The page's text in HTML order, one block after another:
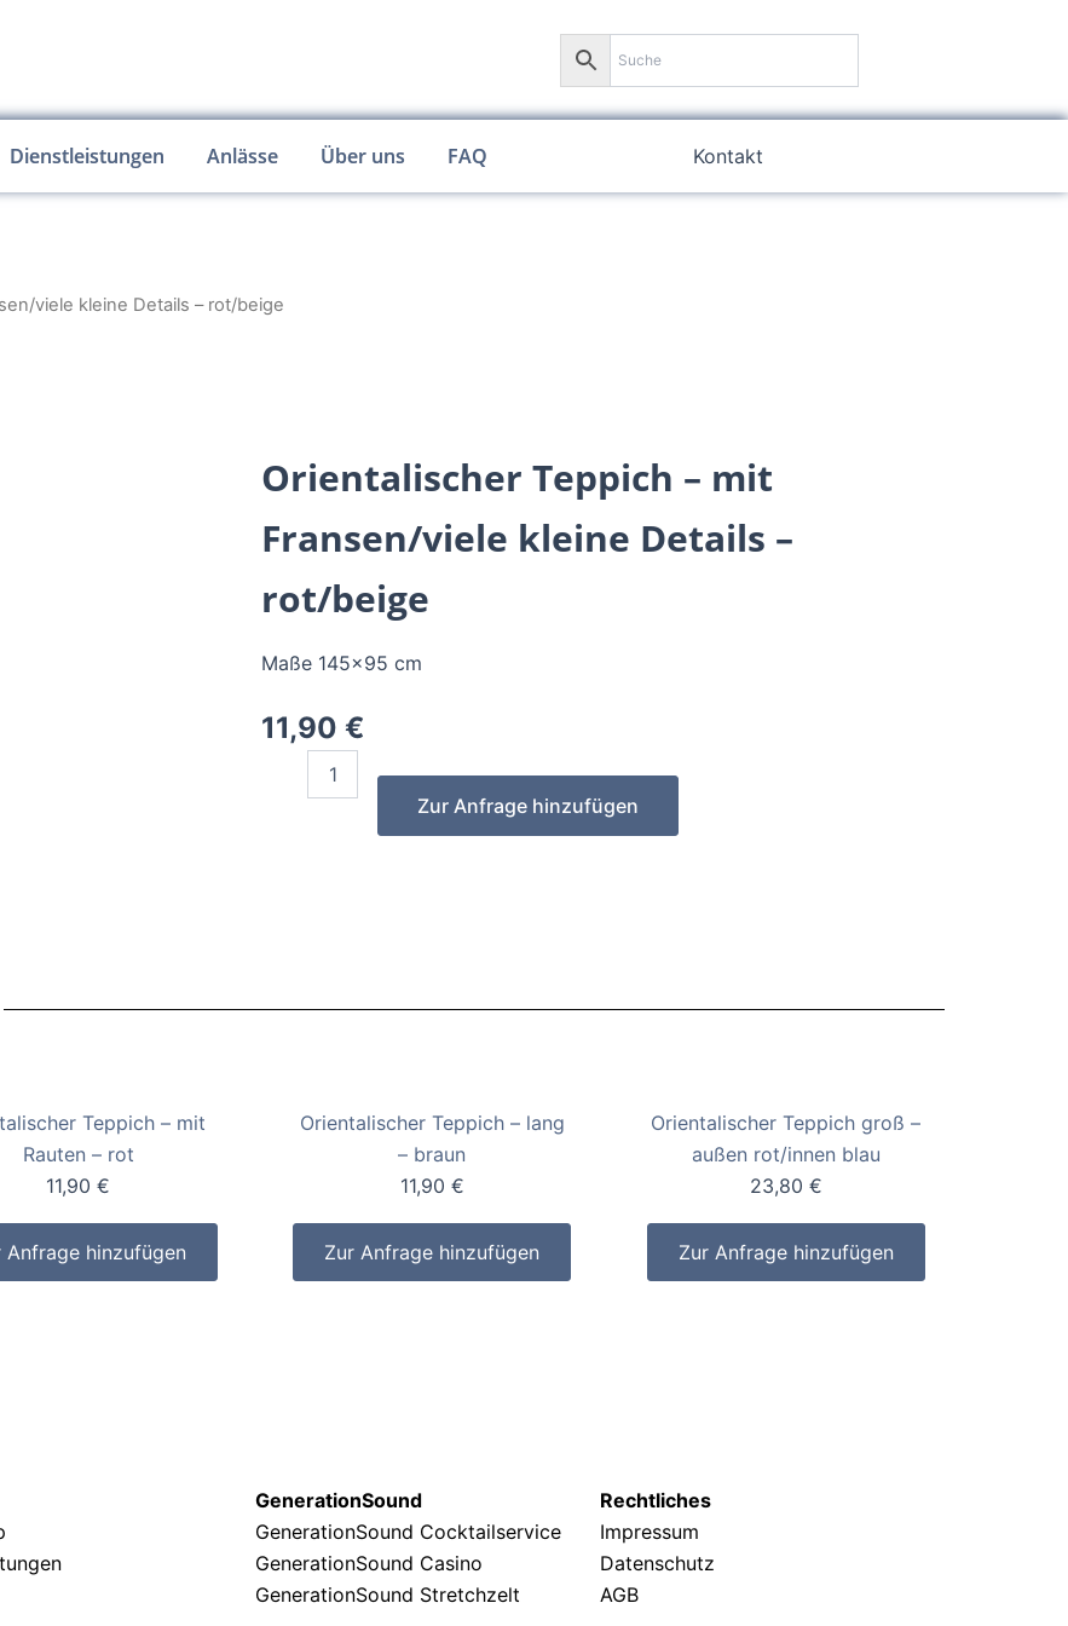
Dienstleistungen Anlässe Über uns FAQ Kontakt
viele kleine Details – rot/beige
Orientalischer Teppich – mit
Fransen/viele kleine Details –
rot/beige
Maße 145×95 cm
11,90 €
Zur Anfrage hinzufügen
Teppich – mit
Rauten – rot
11,90€
Anfrage hinzufügen
Orientalischer Teppich – lang
– braun
11,90 €
Zur Anfrage hinzufügen
Orientalischer Teppich groß –
außen rot/innen blau
23,80 €
Zur Anfrage hinzufügen
GenerationSound
GenerationSound Cocktailservice
GenerationSound Casino
GenerationSound Stretchzelt
Rechtliches
Impressum
Datenschutz
AGB